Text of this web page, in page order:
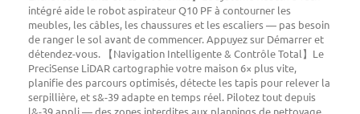
intégré aide le robot aspirateur Q10 PF à contourner les
meubles, les câbles, les chaussures et les escaliers — pas besoin
de ranger le sol avant de commencer. Appuyez sur Démarrer et
détendez-vous. 【Navigation Intelligente & Contrôle Total】Le
PreciSense LiDAR cartographie votre maison 6× plus vite,
planifie des parcours optimisés, détecte les tapis pour relever la
serpillière, et s&-39 adapte en temps réel. Pilotez tout depuis
l&-39 appli — des zones interdites aux plannings de nettoyage.